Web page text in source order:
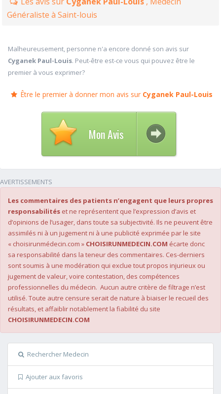
Généraliste à Saint-louis
Malheureusement, personne n'a encore donné son avis sur
Cyganek Paul-Louis. Peut-être est-ce vous qui pouvez être le
premier à vous exprimer?
Être le premier à donner mon avis sur Cyganek Paul-Louis
Mon Avis
AVERTISSEMENTS
Les commentaires des patients n’engagent que leurs propres
responsabilités et ne représentent que l’expression d’avis et
d’opinions de l’usager, dans toute sa subjectivité. Ils ne peuvent être
assimilés ni à un jugement ni à une publicité exprimée par le site
« choisirunmédecin.com » CHOISIRUNMEDECIN.COM écarte donc
sa responsabilité dans la teneur des commentaires. Ces-derniers
sont soumis à une modération qui exclue tout propos injurieux ou
jugement de valeur, voire contestation, des compétences
professionnelles du médecin. Aucun autre critère de filtrage n’est
utilisé. Toute autre censure serait de nature à biaiser le recueil des
résultats, et affaiblir notablement la fiabilité du site
CHOISIRUNMEDECIN.COM
Rechercher Medecin
Ajouter aux favoris